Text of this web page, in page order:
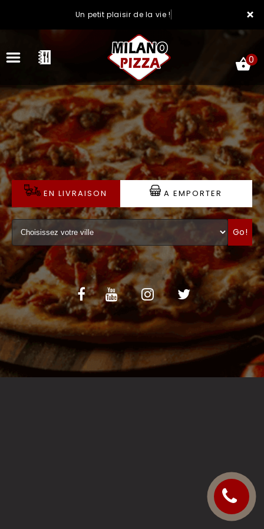
×
Un petit plaisir de la vie !
ACCUEIL
LA CARTE
VOTRE COMPTE
NOTRE RESTAURANT
VOS AVIS
MENTIONS LÉGALES
C.G.V
0
EN LIVRAISON A EMPORTER
Go!